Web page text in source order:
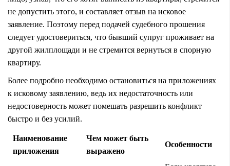
не допустить этого, и составляет отзыв на исковое
заявление. Поэтому перед подачей судебного прошения
следует удостовериться, что бывший супруг проживает на
другой жилплощади и не стремится вернуться в спорную
квартиру.
Более подробно необходимо остановиться на приложениях
к исковому заявлению, ведь их недостаточность или
недостоверность может помешать разрешить конфликт
быстро и без усилий.
Наименование
приложения
Чем может быть
выражено
Особенности